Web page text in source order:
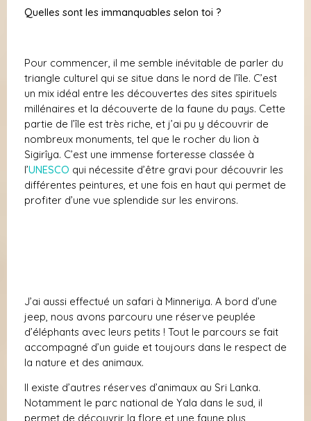
Quelles sont les immanquables selon toi ?
Pour commencer, il me semble inévitable de parler du
triangle culturel qui se situe dans le nord de l’île. C’est
un mix idéal entre les découvertes des sites spirituels
millénaires et la découverte de la faune du pays. Cette
partie de l’île est très riche, et j’ai pu y découvrir de
nombreux monuments, tel que le rocher du lion à
Sigirîya. C’est une immense forteresse classée à
l’UNESCO qui nécessite d’être gravi pour découvrir les
différentes peintures, et une fois en haut qui permet de
profiter d’une vue splendide sur les environs.
J’ai aussi effectué un safari à Minneriya. A bord d’une
jeep, nous avons parcouru une réserve peuplée
d’éléphants avec leurs petits ! Tout le parcours se fait
accompagné d’un guide et toujours dans le respect de
la nature et des animaux.
Il existe d’autres réserves d’animaux au Sri Lanka.
Notamment le parc national de Yala dans le sud, il
permet de découvrir la flore et une faune plus